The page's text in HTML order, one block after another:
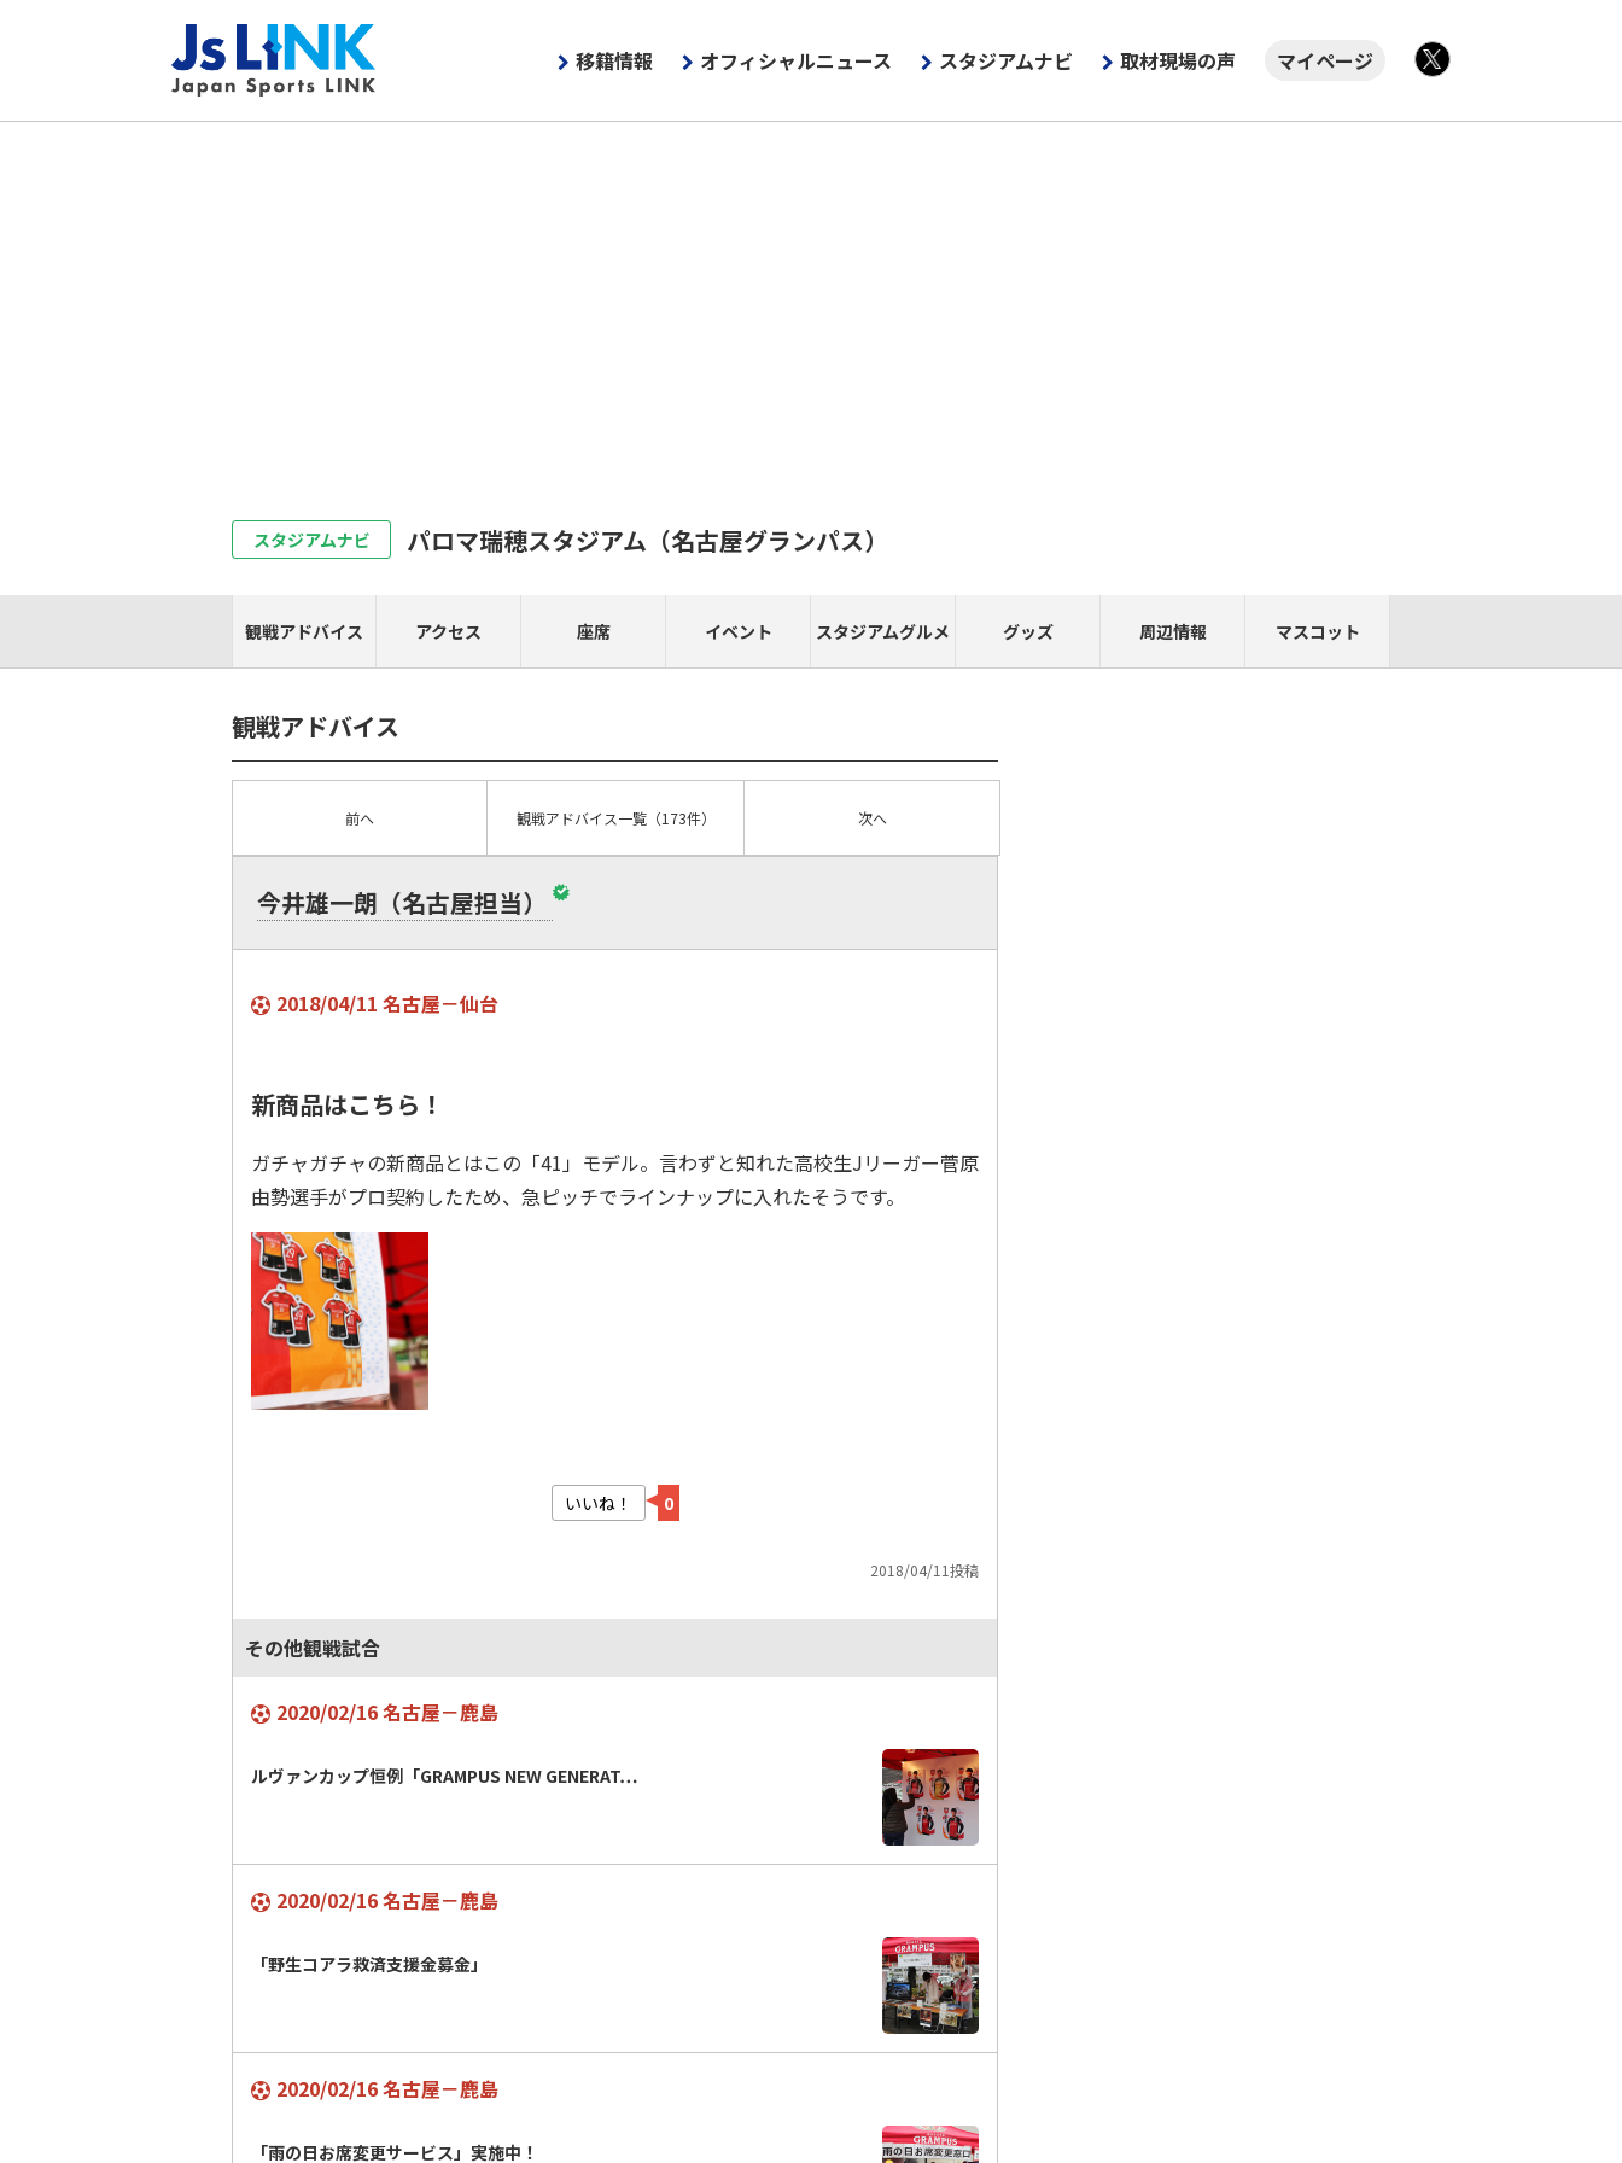
移籍情報 オフィシャルニュース スタジアムナビ 取材現場の声
マイページ
スタジアムナビ パロマ瑞穂スタジアム （名古屋グランパス）
観戦アドバイス アクセス 座席 イベント スタジアムグルメ グッズ 周辺情報 マスコット
観戦アドバイス
前へ 観戦アドバイス一覧（173件） 次へ
今井雄一朗（名古屋担当）
2018/04/11 名古屋－仙台
新商品はこちら！
ガチャガチャの新商品とはこの「41」モデル。言わずと知れた高校生Jリーガー菅原
由勢選手がプロ契約したため、急ピッチでラインナップに入れたそうです。
いいね！ 0
2018/04/11投稿
その他観戦試合
2020/02/16 名古屋－鹿島
ルヴァンカップ恒例「GRAMPUS NEW GENERAT…
2020/02/16 名古屋－鹿島
「野生コアラ救済支援金募金」
2020/02/16 名古屋－鹿島
「雨の日お席変更サービス」実施中！